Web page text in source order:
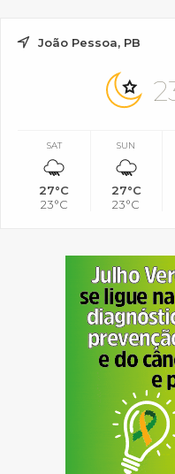
João Pessoa, PB
SAT
27°C
23°C
SUN
27°C
23°C